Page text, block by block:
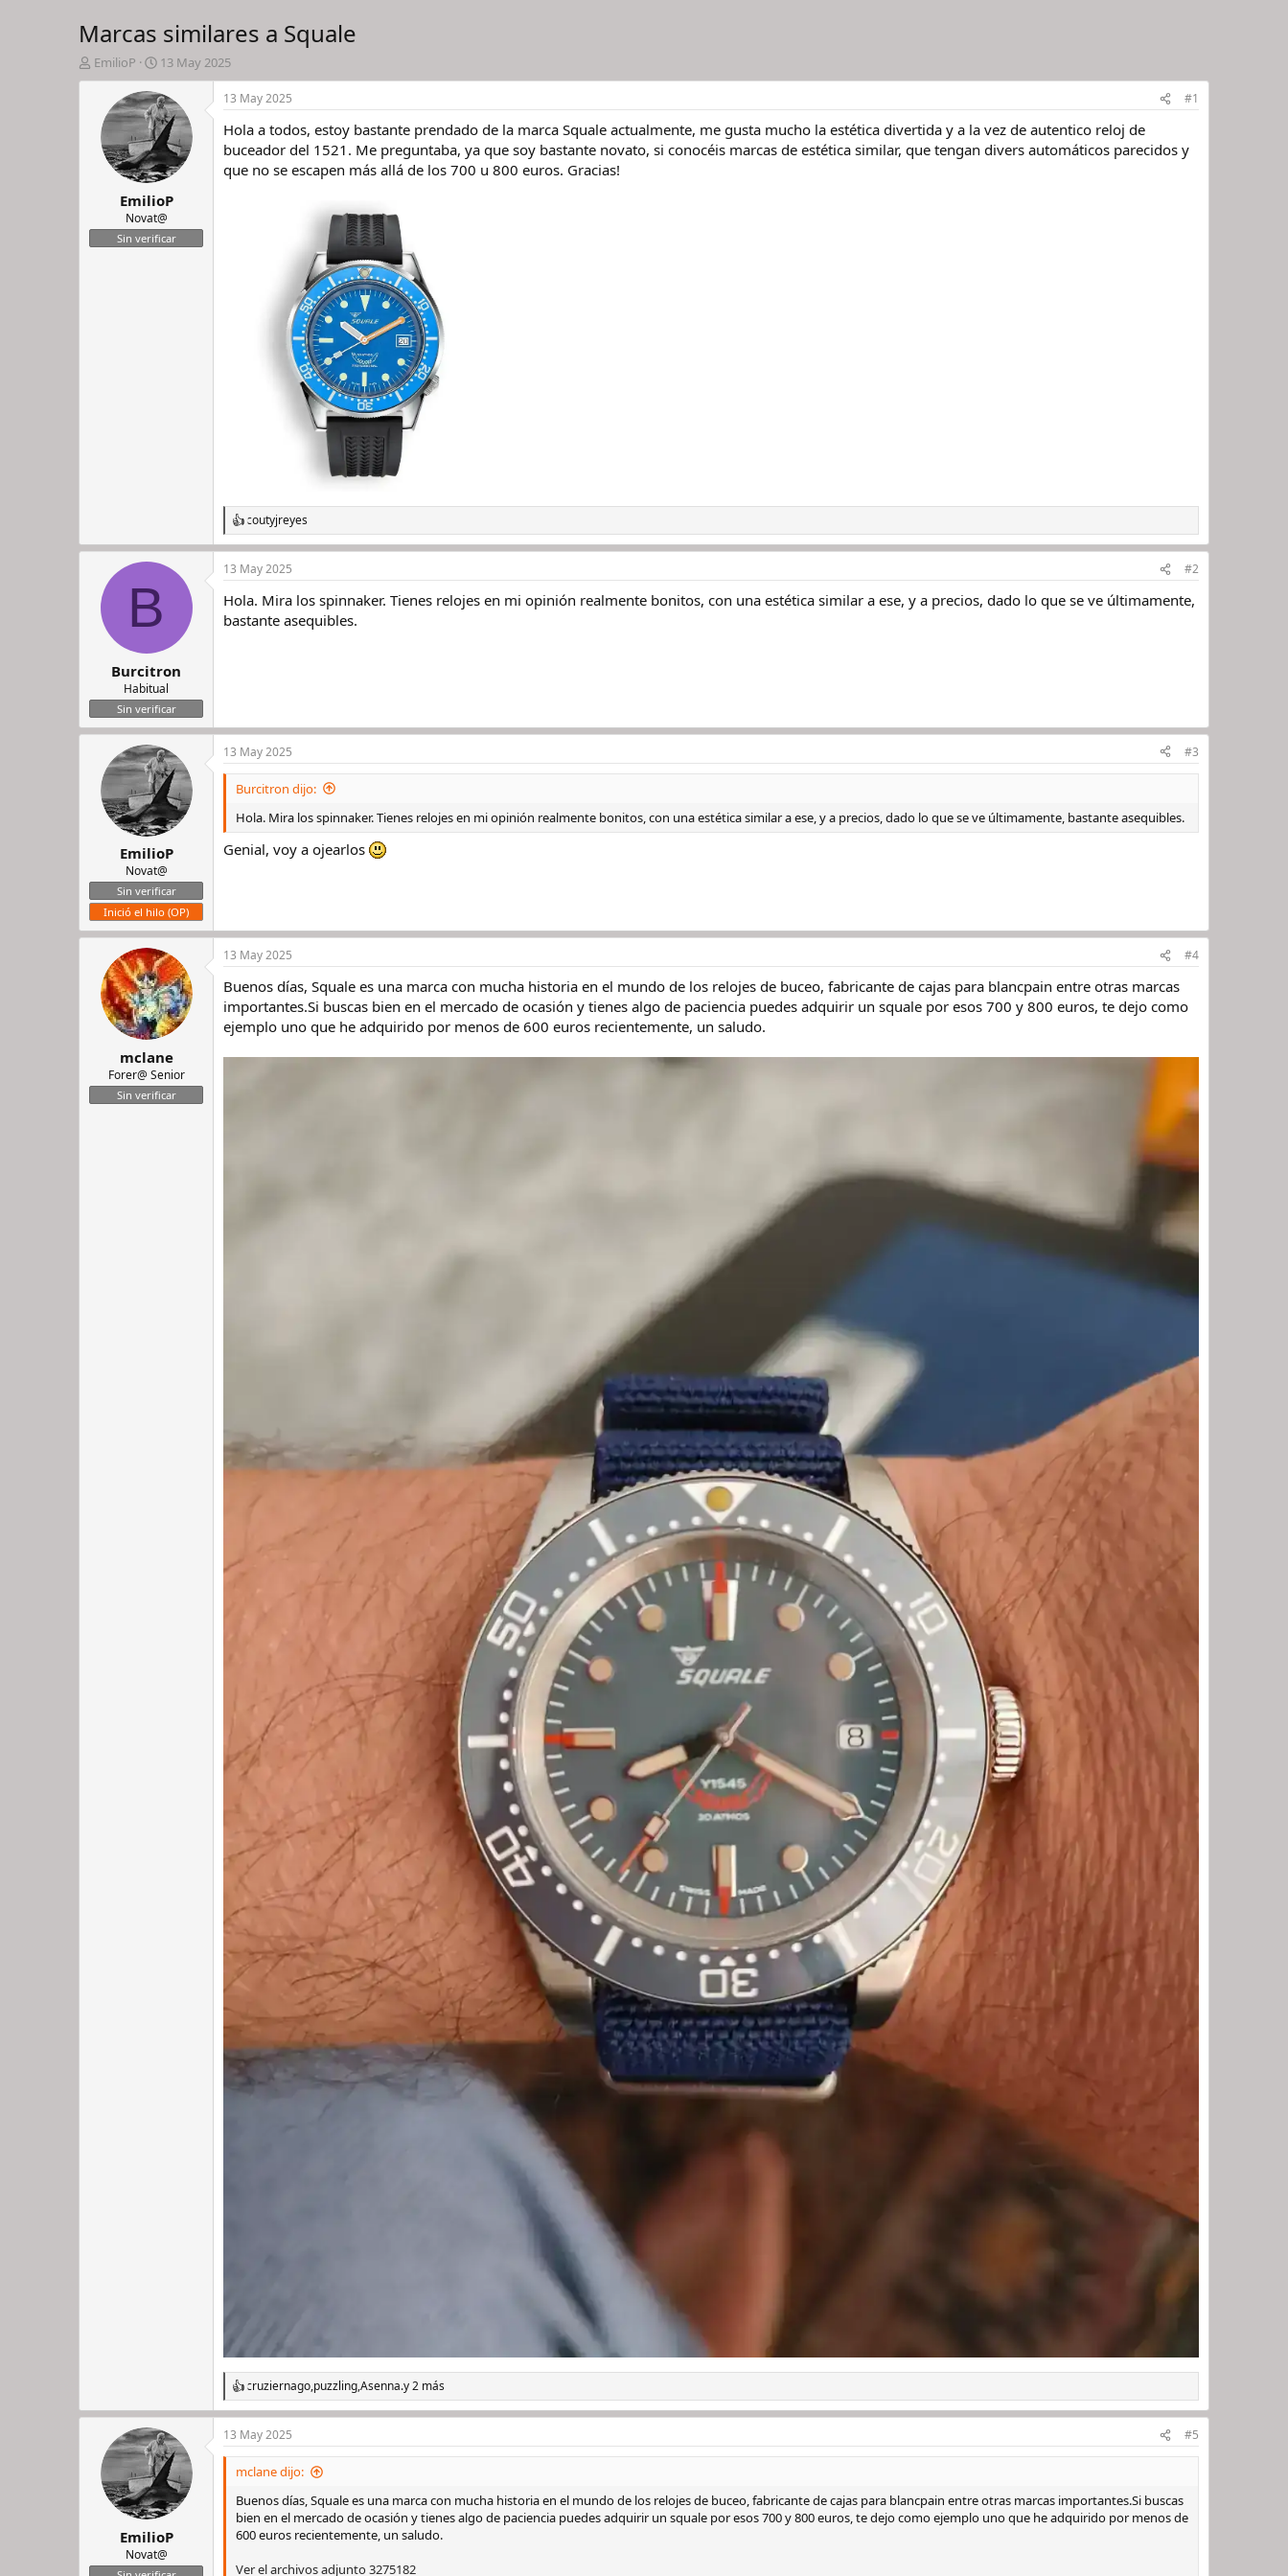
Marcas similares a Squale
I
n
e
l
EmilioP
F
e
c
h
a
d
e
i
n
i
c
i
13 May 2025
EmilioP
Novat@
Sin verificar
13 May 2025 #1
Hola a todos, estoy bastante prendado de la marca Squale actualmente, me gusta mucho la estética divertida y a la vez de autentico reloj de
buceador del 1521. Me preguntaba, ya que soy bastante novato, si conocéis marcas de estética similar, que tengan divers automáticos parecidos y
que no se escapen más allá de los 700 u 800 euros. Gracias!
R
e
a
c
i
o
coutyjreyes
B
Burcitron
Habitual
Sin verificar
13 May 2025 #2
Hola. Mira los spinnaker. Tienes relojes en mi opinión realmente bonitos, con una estética similar a ese, y a precios, dado lo que se ve últimamente,
bastante asequibles.
EmilioP
Novat@
Sin verificar
Inició el hilo (OP)
13 May 2025 #3
Burcitron dijo:
Hola. Mira los spinnaker. Tienes relojes en mi opinión realmente bonitos, con una estética similar a ese, y a precios, dado lo que se ve últimamente, bastante asequibles.
Genial, voy a ojearlos
mclane
Forer@ Senior
Sin verificar
13 May 2025 #4
Buenos días, Squale es una marca con mucha historia en el mundo de los relojes de buceo, fabricante de cajas para blancpain entre otras marcas
importantes.Si buscas bien en el mercado de ocasión y tienes algo de paciencia puedes adquirir un squale por esos 700 y 800 euros, te dejo como
ejemplo uno que he adquirido por menos de 600 euros recientemente, un saludo.
R
e
a
c
c
cruziernago,puzzling,Asenna.y 2 más
EmilioP
Novat@
13 May 2025 #5
mclane dijo:
Buenos días, Squale es una marca con mucha historia en el mundo de los relojes de buceo, fabricante de cajas para blancpain entre otras marcas importantes.Si buscas
bien en el mercado de ocasión y tienes algo de paciencia puedes adquirir un squale por esos 700 y 800 euros, te dejo como ejemplo uno que he adquirido por menos de
600 euros recientemente, un saludo.
Ver el archivos adjunto 3275182